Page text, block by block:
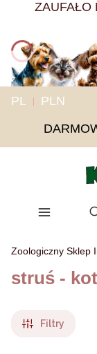
ZAUFAŁO
PL PLN
Menu
Zoologiczny Sklep
struś - kot
Filtry